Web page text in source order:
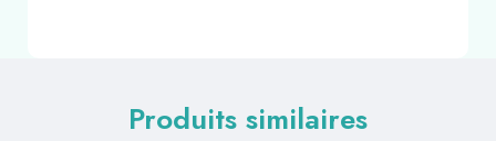
Produits similaires